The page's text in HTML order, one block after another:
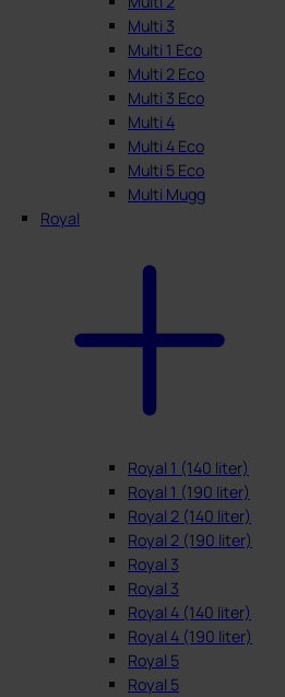
Multi 3
Multi 1 Eco
Multi 2 Eco
Multi 3 Eco
Multi 4
Multi 4 Eco
Multi 5 Eco
Multi Mugg
Royal
Royal 1 (140 liter)
Royal 1 (190 liter)
Royal 2 (140 liter)
Royal 2 (190 liter)
Royal 3
Royal 3
Royal 4 (140 liter)
Royal 4 (190 liter)
Royal 5
Royal 5